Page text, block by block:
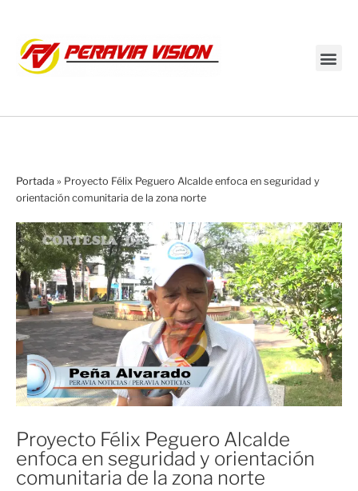
Portada » Proyecto Félix Peguero Alcalde enfoca en seguridad y
orientación comunitaria de la zona norte
Proyecto Félix Peguero Alcalde
enfoca en seguridad y orientación
comunitaria de la zona norte